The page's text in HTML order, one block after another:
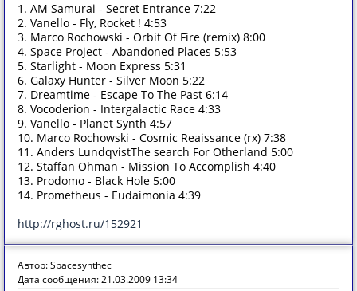
1. AM Samurai - Secret Entrance 7:22
2. Vanello - Fly, Rocket ! 4:53
3. Marco Rochowski - Orbit Of Fire (remix) 8:00
4. Space Project - Abandoned Places 5:53
5. Starlight - Moon Express 5:31
6. Galaxy Hunter - Silver Moon 5:22
7. Dreamtime - Escape To The Past 6:14
8. Vocoderion - Intergalactic Race 4:33
9. Vanello - Planet Synth 4:57
10. Marco Rochowski - Cosmic Reaissance (rx) 7:38
11. Anders LundqvistThe search For Otherland 5:00
12. Staffan Ohman - Mission To Accomplish 4:40
13. Prodomo - Black Hole 5:00
14. Prometheus - Eudaimonia 4:39
http://rghost.ru/152921
Автор: Spacesynthec
Дата сообщения: 21.03.2009 13:34